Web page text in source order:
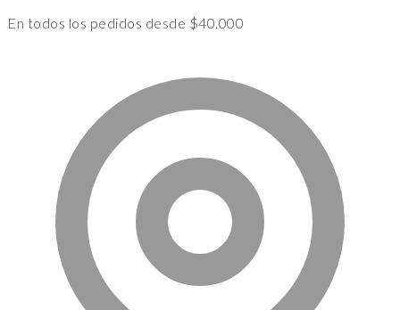
En todos los pedidos desde $40.000